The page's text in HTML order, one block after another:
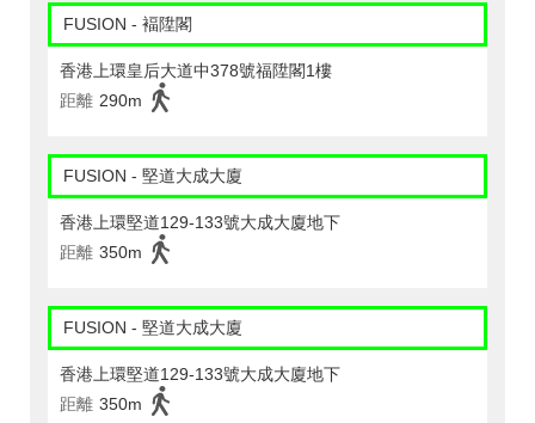
FUSION - 褔陞閣
香港上環皇后大道中378號福陞閣1樓
距離 290m
FUSION - 堅道大成大廈
香港上環堅道129-133號大成大廈地下
距離 350m
FUSION - 堅道大成大廈
香港上環堅道129-133號大成大廈地下
距離 350m